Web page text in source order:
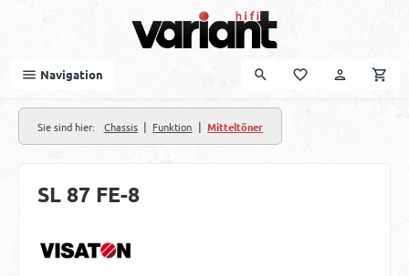
Navigation
Sie sind hier: Chassis | Funktion | Mitteltöner
SL 87 FE-8